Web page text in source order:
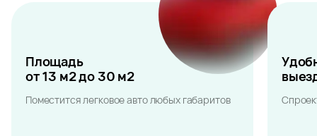
Площадь
от 13 м2 до 30 м2
Поместится легковое авто любых габаритов